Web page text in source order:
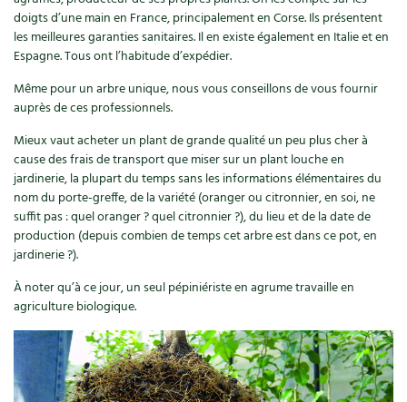
Cuisine saine
Dessert, Boulangerie
Techniques, conservation, organisation
Agenda, calendrier
NOUVEAUTÉS
Feuilleter le catalogue
Le magazineLes 4 saisons
Stages
Séjourner en Trièves
Nous contacter
Bricolages au jardin
Outils et ustensiles du jardin
Biodiversité
Ravageurs et maladies au jardin
Petit élevage
Cuisine saine
Alimentation et nutrition
Recettes de printemps
Recettes par type de plat
Recettes sans gluten
Les chroniques de Marie
Forums
Jardin bio
Habitat écologique
Cuisine saine
Soins naturels
Société et alternatives
Les 4 saisons& vous
Questions à la rédaction
Entre abonné·es
doigts d’une main en France, principalement en Corse. Ils présentent
les meilleures garanties sanitaires. Il en existe également en Italie et en
Espagne. Tous ont l’habitude d’expédier.
Même pour un arbre unique, nous vous conseillons de vous fournir
auprès de ces professionnels.
Mieux vaut acheter un plant de grande qualité un peu plus cher à
cause des frais de transport que miser sur un plant louche en
jardinerie, la plupart du temps sans les informations élémentaires du
nom du porte-greffe, de la variété (oranger ou citronnier, en soi, ne
suffit pas : quel oranger ? quel citronnier ?), du lieu et de la date de
production (depuis combien de temps cet arbre est dans ce pot, en
jardinerie ?).
À noter qu’à ce jour, un seul pépiniériste en agrume travaille en
agriculture biologique.